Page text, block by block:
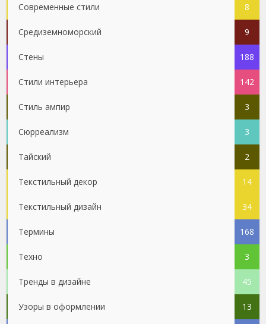
Современные стили 8
Средиземноморский 9
Стены 188
Стили интерьера 142
Стиль ампир 3
Сюрреализм 3
Тайский 2
Текстильный декор 14
Текстильный дизайн 34
Термины 168
Техно 3
Тренды в дизайне 45
Узоры в оформлении 13